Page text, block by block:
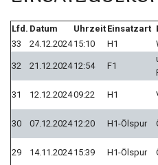
Lfd. Datum Uhrzeit Einsatzart
33
24.12.2024 15:10 H1
32 21.12.2024 12:54 F1
31 12.12.202409:22 H1
30 07.12.2024 12:20 H1-Ölspur
29 14.11.2024 15:39 H1-Ölspur